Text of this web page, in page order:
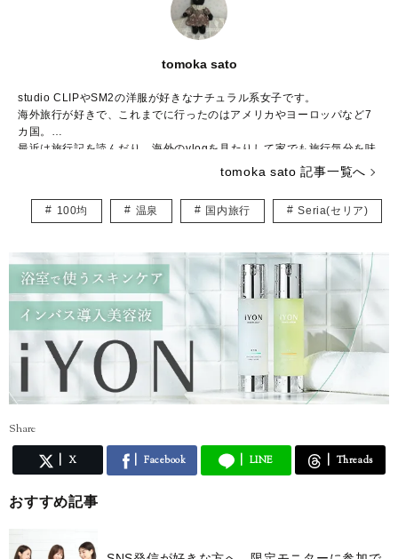
tomoka sato
studio CLIPやSM2の洋服が好きなナチュラル系女子です。
海外旅行が好きで、これまでに行ったのはアメリカやヨーロッパなど7
カ国。
最近は旅行記を読んだり、海外のvlogを見たりして家でも旅行気分を味
ていきたいです。
tomoka sato 記事一覧へ
100均 温泉 国内旅行 Seria(セリア)
Share
X Facebook LINE Threads
おすすめ記事